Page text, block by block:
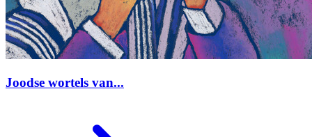
Joodse wortels van...